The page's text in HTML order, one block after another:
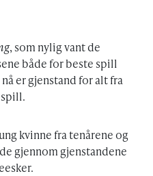
, som nylig vant de
både for beste spill
er gjenstand for alt fra
kvinne fra tenårene og
gjennom gjenstandene